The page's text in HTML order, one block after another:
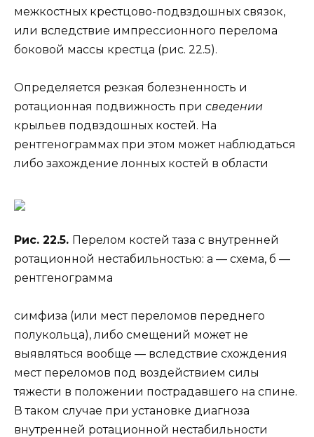
межкостных крестцово-подвздошных связок,
или вследствие импрессионного перелома
боковой массы крестца (рис. 22.5).
Определяется резкая болезненность и
ротационная подвижность при сведении
крыльев подвздошных костей. На
рентгенограммах при этом может наблюдаться
либо захождение лонных костей в области
Рис. 22.5. Перелом костей таза с внутренней
ротационной нестабильностью: а — схема, б —
рентгенограмма
симфиза (или мест переломов переднего
полукольца), либо смещений может не
выявляться вообще — вследствие схождения
мест переломов под воздействием силы
тяжести в положении пострадавшего на спине.
В таком случае при установке диагноза
внутренней ротационной нестабильности